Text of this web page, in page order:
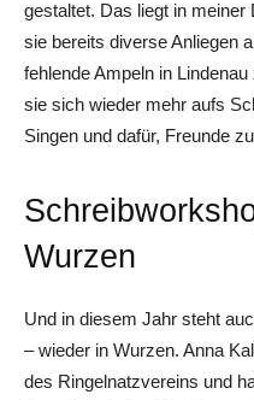
gestaltet. Das liegt in meiner
sie bereits diverse Anliegen
fehlende Ampeln in
sie sich wieder mehr aufs
Singen und dafür, Freunde
Wurzen
Und in diesem Jahr steht
– wieder in Wurzen. Anna
des Ringelnatzvereins und